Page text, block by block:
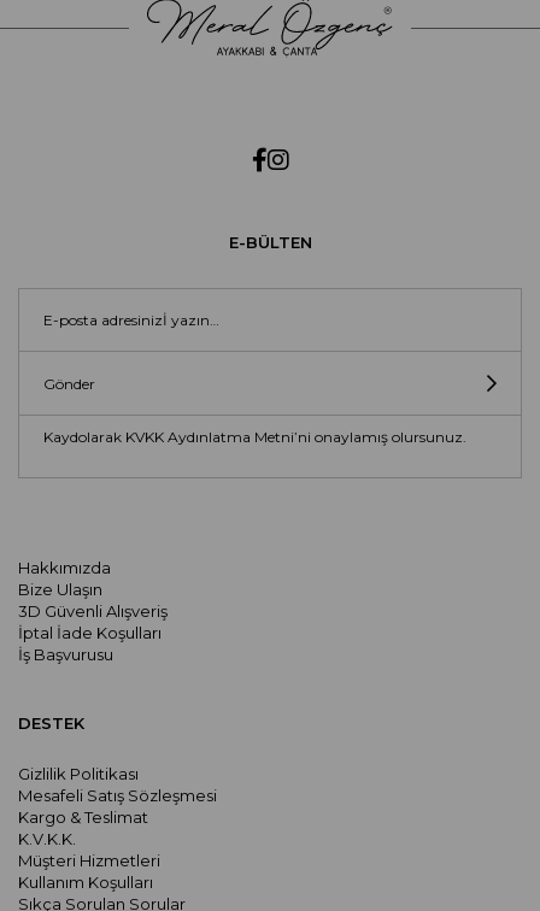
Hakkımızda
Bize Ulaşın
3D Güvenli Alışveriş
İptal İade Koşulları
İş Başvurusu
E-BÜLTEN
Gönder
Kaydolarak KVKK Aydınlatma Metni’ni onaylamış olursunuz.
DESTEK
Gizlilik Politikası
Mesafeli Satış Sözleşmesi
Kargo & Teslimat
K.V.K.K.
Müşteri Hizmetleri
Kullanım Koşulları
Sıkça Sorulan Sorular